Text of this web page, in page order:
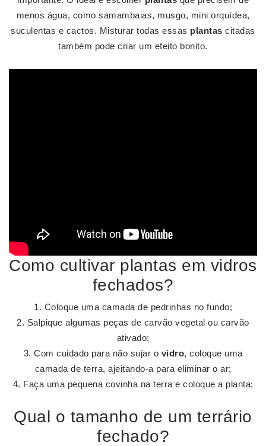
menos água, como samambaias, musgo, mini orquídea,
suculentas e cactos. Misturar todas essas plantas citadas
também pode criar um efeito bonito.
Como cultivar plantas em vidros
fechados?
Coloque uma camada de pedrinhas no fundo;
Salpique algumas peças de carvão vegetal ou carvão
ativado;
Com cuidado para não sujar o vidro, coloque uma
camada de terra, ajeitando-a para eliminar o ar;
Faça uma pequena covinha na terra e coloque a planta;
Qual o tamanho de um terrário
fechado?